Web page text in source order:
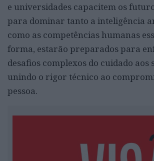
e universidades capacitem os
para dominar tanto a inteligência
como as competências humanas
forma, estarão preparados para
desafios complexos do cuidado aos
unindo o rigor técnico ao
pessoa.